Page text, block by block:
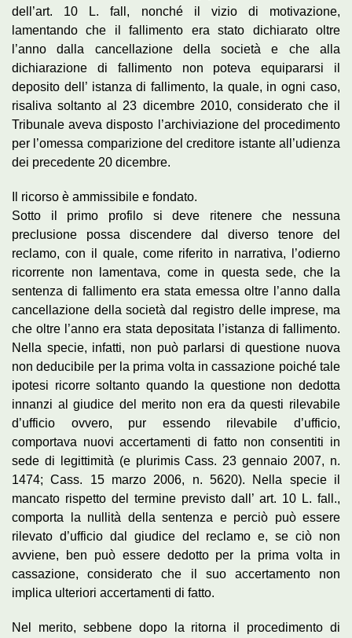
dell’art. 10 L. fall, nonché il vizio di motivazione,
lamentando che il fallimento era stato dichiarato oltre
l’anno dalla cancellazione della società e che alla
dichiarazione di fallimento non poteva equipararsi il
deposito dell’ istanza di fallimento, la quale, in ogni caso,
risaliva soltanto al 23 dicembre 2010, considerato che il
Tribunale aveva disposto l’archiviazione del procedimento
per l’omessa comparizione del creditore istante all’udienza
dei precedente 20 dicembre.
Il ricorso è ammissibile e fondato.
Sotto il primo profilo si deve ritenere che nessuna
preclusione possa discendere dal diverso tenore del
reclamo, con il quale, come riferito in narrativa, l’odierno
ricorrente non lamentava, come in questa sede, che la
sentenza di fallimento era stata emessa oltre l’anno dalla
cancellazione della società dal registro delle imprese, ma
che oltre l’anno era stata depositata l’istanza di fallimento.
Nella specie, infatti, non può parlarsi di questione nuova
non deducibile per la prima volta in cassazione poiché tale
ipotesi ricorre soltanto quando la questione non dedotta
innanzi al giudice del merito non era da questi rilevabile
d’ufficio ovvero, pur essendo rilevabile d’ufficio,
comportava nuovi accertamenti di fatto non consentiti in
sede di legittimità (e plurimis Cass. 23 gennaio 2007, n.
1474; Cass. 15 marzo 2006, n. 5620). Nella specie il
mancato rispetto del termine previsto dall’ art. 10 L. fall.,
comporta la nullità della sentenza e perciò può essere
rilevato d’ufficio dal giudice del reclamo e, se ciò non
avviene, ben può essere dedotto per la prima volta in
cassazione, considerato che il suo accertamento non
implica ulteriori accertamenti di fatto.
Nel merito, sebbene dopo la ritorna il procedimento di